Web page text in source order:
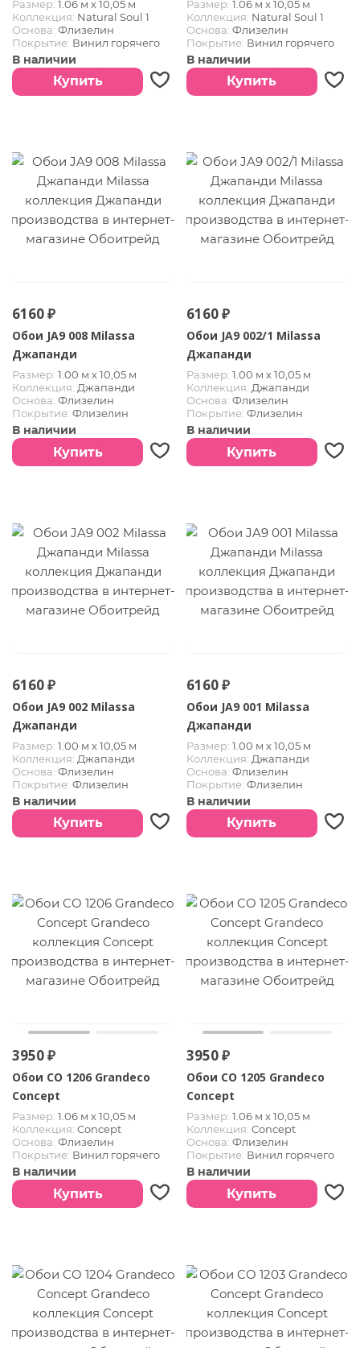
Размер: 1.06 м х 10,05 м
Коллекция: Natural Soul 1
Основа: Флизелин
Покрытие: Винил горячего
тиснения
В наличии
Купить
Размер: 1.06 м х 10,05 м
Коллекция: Natural Soul 1
Основа: Флизелин
Покрытие: Винил горячего
тиснения
В наличии
Купить
6160 ₽
Обои JA9 008 Milassa
Джапанди
Размер: 1.00 м х 10,05 м
Коллекция: Джапанди
Основа: Флизелин
Покрытие: Флизелин
В наличии
Купить
6160 ₽
Обои JA9 002/1 Milassa
Джапанди
Размер: 1.00 м х 10,05 м
Коллекция: Джапанди
Основа: Флизелин
Покрытие: Флизелин
В наличии
Купить
6160 ₽
Обои JA9 002 Milassa
Джапанди
Размер: 1.00 м х 10,05 м
Коллекция: Джапанди
Основа: Флизелин
Покрытие: Флизелин
В наличии
Купить
6160 ₽
Обои JA9 001 Milassa
Джапанди
Размер: 1.00 м х 10,05 м
Коллекция: Джапанди
Основа: Флизелин
Покрытие: Флизелин
В наличии
Купить
3950 ₽
Обои CO 1206 Grandeco
Concept
Размер: 1.06 м х 10,05 м
Коллекция: Concept
Основа: Флизелин
Покрытие: Винил горячего
тиснения
В наличии
Купить
3950 ₽
Обои CO 1205 Grandeco
Concept
Размер: 1.06 м х 10,05 м
Коллекция: Concept
Основа: Флизелин
Покрытие: Винил горячего
тиснения
В наличии
Купить